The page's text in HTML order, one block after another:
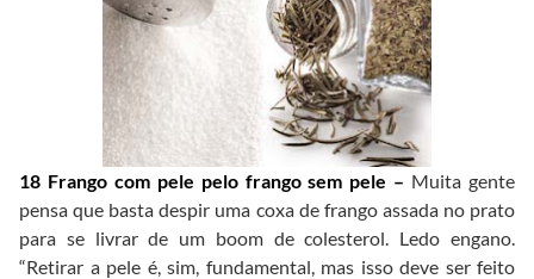
18 Frango com pele pelo frango sem pele – Muita gente
pensa que basta despir uma coxa de frango assada no prato
para se livrar de um boom de colesterol. Ledo engano.
“Retirar a pele é, sim, fundamental, mas isso deve ser feito